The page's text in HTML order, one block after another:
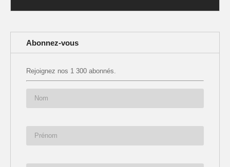
Abonnez-vous
Rejoignez nos 1 300 abonnés.